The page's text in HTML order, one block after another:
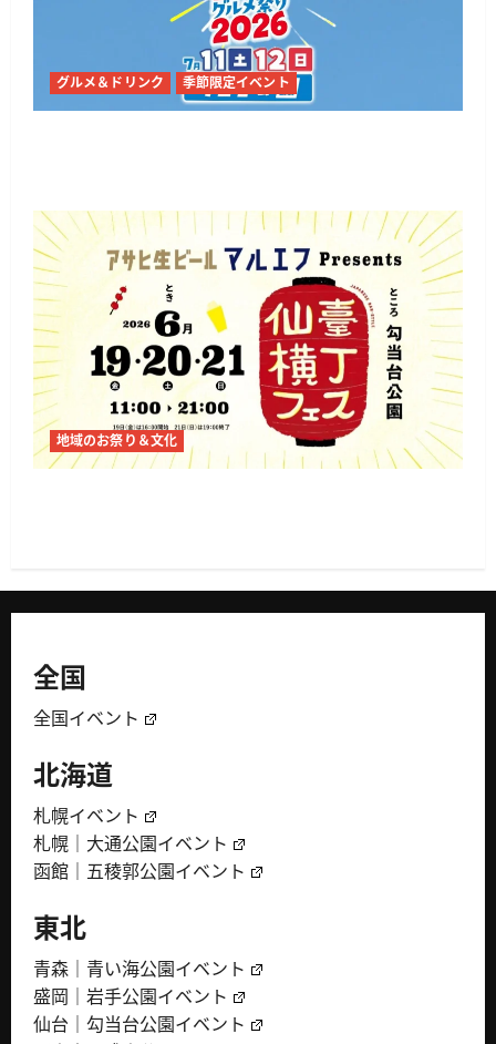
グルメ＆ドリンク 季節限定イベント
地域のお祭り＆文化
全国
全国イベント
北海道
札幌イベント
札幌｜大通公園イベント
函館｜五稜郭公園イベント
東北
青森｜青い海公園イベント
盛岡｜岩手公園イベント
仙台｜勾当台公園イベント